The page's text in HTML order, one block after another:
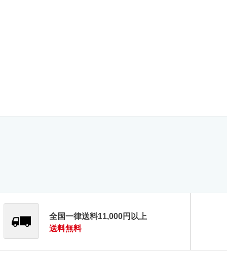
全国一律送料11,000円以上
送料無料